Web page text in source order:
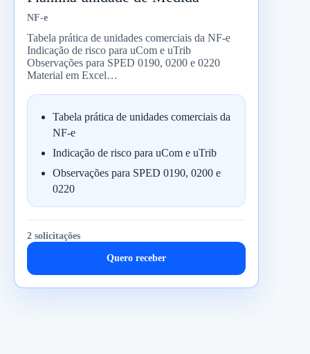
NF-e
Tabela prática de unidades comerciais da NF-e
Indicação de risco para uCom e uTrib
Observações para SPED 0190, 0200 e 0220
Material em Excel…
Tabela prática de unidades comerciais da
NF-e
Indicação de risco para uCom e uTrib
Observações para SPED 0190, 0200 e
0220
2 solicitações
Quero receber